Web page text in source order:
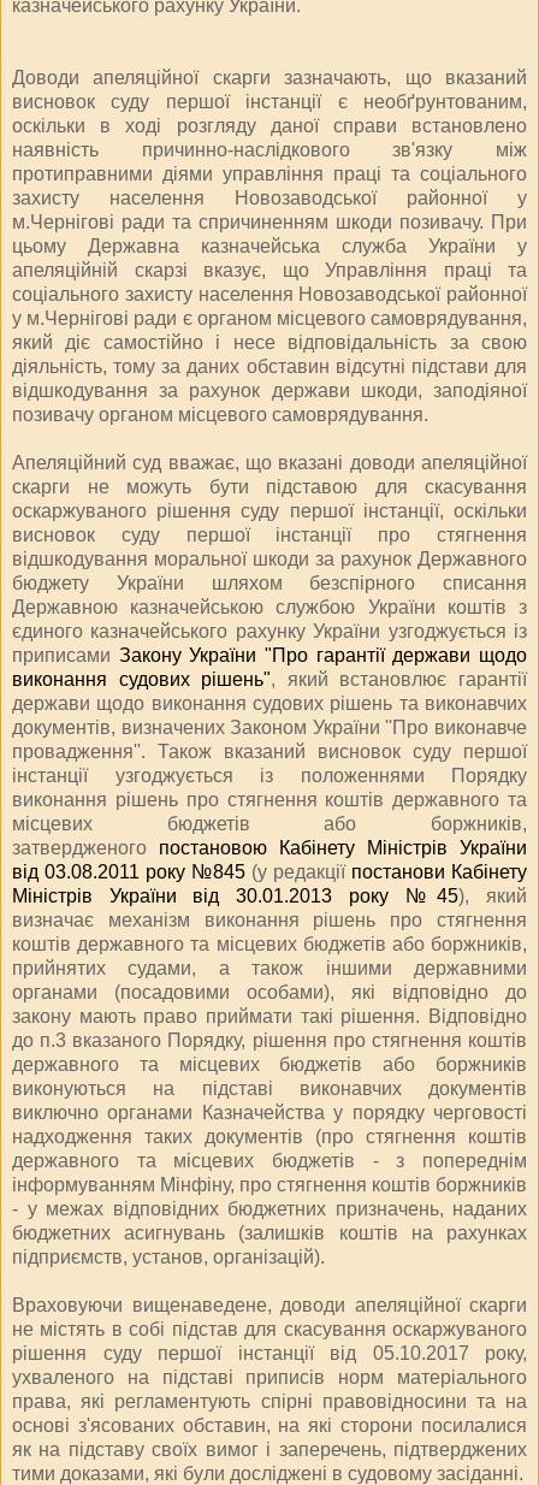
казначейського рахунку України.
Доводи апеляційної скарги зазначають, що вказаний
висновок суду першої інстанції є необґрунтованим,
оскільки в ході розгляду даної справи встановлено
наявність причинно-наслідкового зв'язку між
протиправними діями управління праці та соціального
захисту населення Новозаводської районної у
м.Чернігові ради та спричиненням шкоди позивачу. При
цьому Державна казначейська служба України у
апеляційній скарзі вказує, що Управління праці та
соціального захисту населення Новозаводської районної
у м.Чернігові ради є органом місцевого самоврядування,
який діє самостійно і несе відповідальність за свою
діяльність, тому за даних обставин відсутні підстави для
відшкодування за рахунок держави шкоди, заподіяної
позивачу органом місцевого самоврядування.
Апеляційний суд вважає, що вказані доводи апеляційної
скарги не можуть бути підставою для скасування
оскаржуваного рішення суду першої інстанції, оскільки
висновок суду першої інстанції про стягнення
відшкодування моральної шкоди за рахунок Державного
бюджету України шляхом безспірного списання
Державною казначейською службою України коштів з
єдиного казначейського рахунку України узгоджується із
приписами Закону України "Про гарантії держави щодо
виконання судових рішень", який встановлює гарантії
держави щодо виконання судових рішень та виконавчих
документів, визначених Законом України ''Про виконавче
провадження''. Також вказаний висновок суду першої
інстанції узгоджується із положеннями Порядку
виконання рішень про стягнення коштів державного та
місцевих бюджетів або боржників,
затвердженого постановою Кабінету Міністрів України
від 03.08.2011 року №845 (у редакції постанови Кабінету
Міністрів України від 30.01.2013 року №45), який
визначає механізм виконання рішень про стягнення
коштів державного та місцевих бюджетів або боржників,
прийнятих судами, а також іншими державними
органами (посадовими особами), які відповідно до
закону мають право приймати такі рішення. Відповідно
до п.3 вказаного Порядку, рішення про стягнення коштів
державного та місцевих бюджетів або боржників
виконуються на підставі виконавчих документів
виключно органами Казначейства у порядку черговості
надходження таких документів (про стягнення коштів
державного та місцевих бюджетів - з попереднім
інформуванням Мінфіну, про стягнення коштів боржників
- у межах відповідних бюджетних призначень, наданих
бюджетних асигнувань (залишків коштів на рахунках
підприємств, установ, організацій).
Враховуючи вищенаведене, доводи апеляційної скарги
не містять в собі підстав для скасування оскаржуваного
рішення суду першої інстанції від 05.10.2017 року,
ухваленого на підставі приписів норм матеріального
права, які регламентують спірні правовідносини та на
основі з'ясованих обставин, на які сторони посилалися
як на підставу своїх вимог і заперечень, підтверджених
тими доказами, які були досліджені в судовому засіданні.